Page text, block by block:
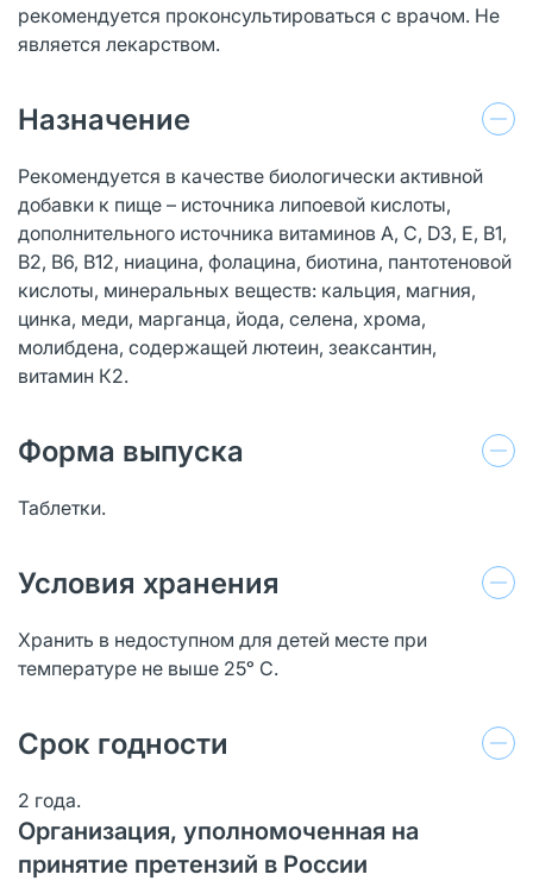
рекомендуется проконсультироваться с врачом. Не
является лекарством.
Назначение
Рекомендуется в качестве биологически активной
добавки к пище – источника липоевой кислоты,
дополнительного источника витаминов А, С, D3, Е, В1,
В2, В6, В12, ниацина, фолацина, биотина, пантотеновой
кислоты, минеральных веществ: кальция, магния,
цинка, меди, марганца, йода, селена, хрома,
молибдена, содержащей лютеин, зеаксантин,
витамин К2.
Форма выпуска
Таблетки.
Условия хранения
Хранить в недоступном для детей месте при
температуре не выше 25ᵒ С.
Срок годности
2 года.
Организация, уполномоченная на
принятие претензий в России